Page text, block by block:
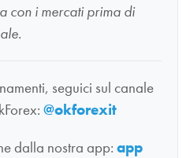
con i mercati prima di
seguici sul canale
@okforexit
dalla nostra app: app